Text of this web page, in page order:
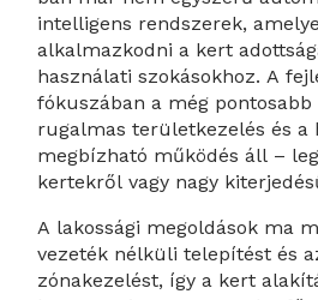
intelligens rendszerek,
alkalmazkodni a kert
használati szokásokhoz. A
fókuszában a még pontosabb
rugalmas területkezelés és a
megbízható működés áll –
kertekről vagy nagy
A lakossági megoldások ma
vezeték nélküli telepítést és
zónakezelést, így a kert